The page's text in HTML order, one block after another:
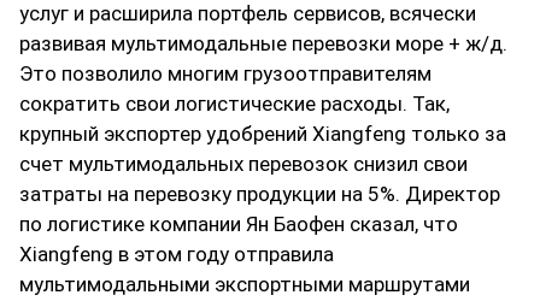
услуг и расширила портфель сервисов, всячески
развивая мультимодальные перевозки море + ж/д.
Это позволило многим грузоотправителям
сократить свои логистические расходы. Так,
крупный экспортер удобрений Xiangfeng только за
счет мультимодальных перевозок снизил свои
затраты на перевозку продукции на 5%. Директор
по логистике компании Ян Баофен сказал, что
Xiangfeng в этом году отправила
мультимодальными экспортными маршрутами